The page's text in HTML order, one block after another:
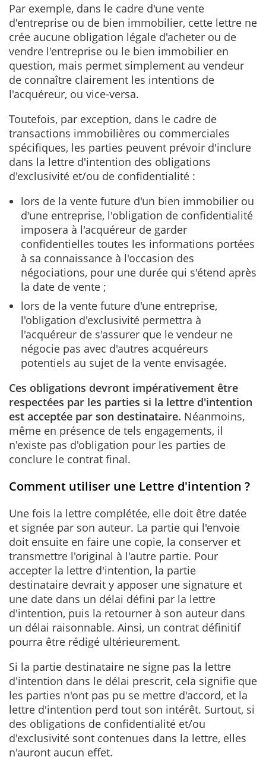
Par exemple, dans le cadre d'une vente
d'entreprise ou de bien immobilier, cette lettre ne
crée aucune obligation légale d'acheter ou de
vendre l'entreprise ou le bien immobilier en
question, mais permet simplement au vendeur
de connaître clairement les intentions de
l'acquéreur, ou vice-versa.
Toutefois, par exception, dans le cadre de
transactions immobilières ou commerciales
spécifiques, les parties peuvent prévoir d'inclure
dans la lettre d'intention des obligations
d'exclusivité et/ou de confidentialité :
lors de la vente future d'un bien immobilier ou
d'une entreprise, l'obligation de confidentialité
imposera à l'acquéreur de garder
confidentielles toutes les informations portées
à sa connaissance à l'occasion des
négociations, pour une durée qui s'étend après
la date de vente ;
lors de la vente future d'une entreprise,
l'obligation d'exclusivité permettra à
l'acquéreur de s'assurer que le vendeur ne
négocie pas avec d'autres acquéreurs
potentiels au sujet de la vente envisagée.
Ces obligations devront impérativement être
respectées par les parties si la lettre d'intention
est acceptée par son destinataire. Néanmoins,
même en présence de tels engagements, il
n'existe pas d'obligation pour les parties de
conclure le contrat final.
Comment utiliser une Lettre d'intention ?
Une fois la lettre complétée, elle doit être datée
et signée par son auteur. La partie qui l'envoie
doit ensuite en faire une copie, la conserver et
transmettre l'original à l'autre partie. Pour
accepter la lettre d'intention, la partie
destinataire devrait y apposer une signature et
une date dans un délai défini par la lettre
d'intention, puis la retourner à son auteur dans
un délai raisonnable. Ainsi, un contrat définitif
pourra être rédigé ultérieurement.
Si la partie destinataire ne signe pas la lettre
d'intention dans le délai prescrit, cela signifie que
les parties n'ont pas pu se mettre d'accord, et la
lettre d'intention perd tout son intérêt. Surtout, si
des obligations de confidentialité et/ou
d'exclusivité sont contenues dans la lettre, elles
n'auront aucun effet.